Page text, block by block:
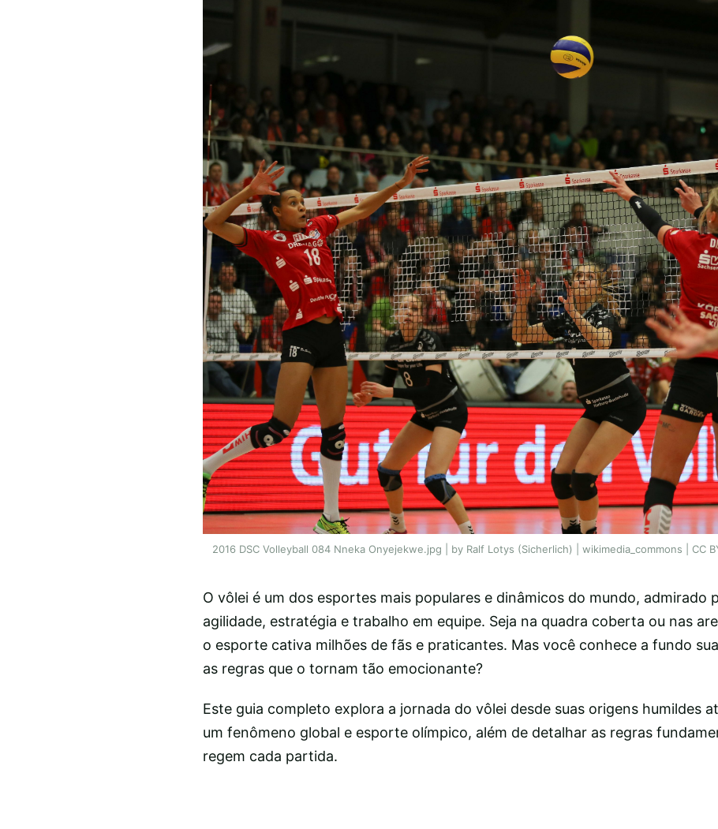
2016 DSC Volleyball 084 Nneka Onyejekwe.jpg | by Ralf Lotys (Sicherlich) | wikimedia_commons | CC
O vôlei é um dos esportes mais populares e dinâmicos do mundo, admirado
agilidade, estratégia e trabalho em equipe. Seja na quadra coberta ou nas
o esporte cativa milhões de fãs e praticantes. Mas você conhece a fundo
as regras que o tornam tão emocionante?
Este guia completo explora a jornada do vôlei desde suas origens humildes
um fenômeno global e esporte olímpico, além de detalhar as regras
regem cada partida.